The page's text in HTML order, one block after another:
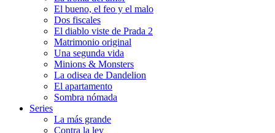
El bueno, el feo y el malo
Dos fiscales
El diablo viste de Prada 2
Matrimonio original
Una segunda vida
Minions & Monsters
La odisea de Dandelion
El apartamento
Sombra nómada
Series
La más grande
Contra la ley